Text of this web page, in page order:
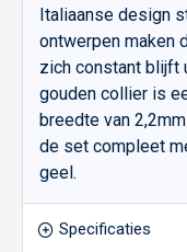
Italiaanse design
ontwerpen maken
zich constant blijft
gouden collier is
breedte van
de set compleet
geel.
Specificaties